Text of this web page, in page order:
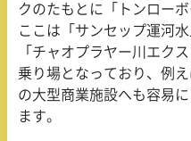
クのたもとに「トンロー
ここは「サンセップ運河
「チャオプラヤー川エク
乗り場となっており、例
の大型商業施設へも容易
ます。